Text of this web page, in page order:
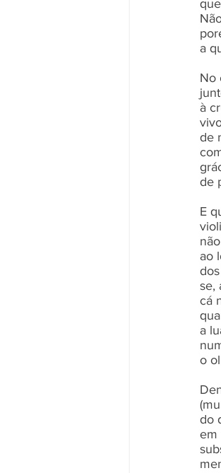
a
No
à
de
de
E
ao
se,
cá
a
o
do
em